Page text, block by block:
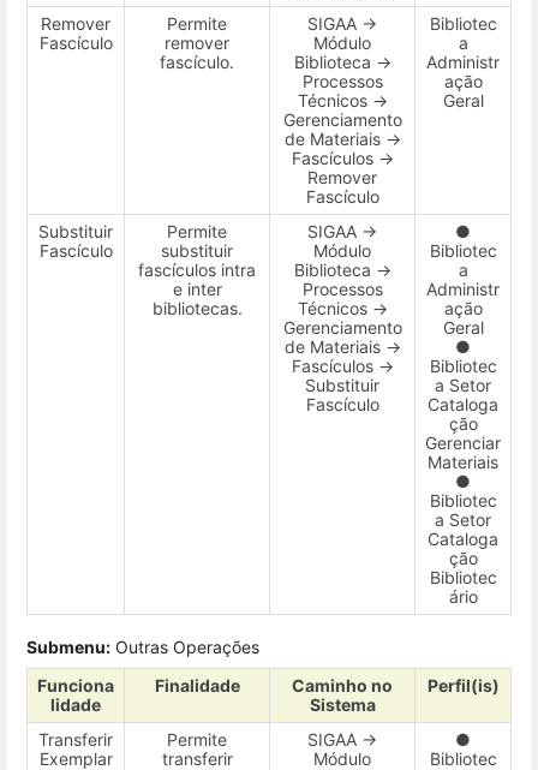
Remover
Fascículo
Permite
remover
fascículo.
SIGAA →
Módulo
Biblioteca →
Processos
Técnicos →
Gerenciamento
de Materiais →
Fascículos →
Remover
Fascículo
Bibliotec
a
Administr
ação
Geral
Substituir
Fascículo
Permite
substituir
fascículos intra
e inter
bibliotecas.
SIGAA →
Módulo
Biblioteca →
Processos
Técnicos →
Gerenciamento
de Materiais →
Fascículos →
Substituir
Fascículo
●
Bibliotec
a
Administr
ação
Geral
●
Bibliotec
a Setor
Cataloga
ção
Gerenciar
Materiais
●
Bibliotec
a Setor
Cataloga
ção
Bibliotec
ário
Submenu: Outras Operações
Funciona
lidade
Finalidade
Caminho no
Sistema
Perfil(is)
Transferir
Exemplar
Permite
transferir
SIGAA →
Módulo
●
Bibliotec